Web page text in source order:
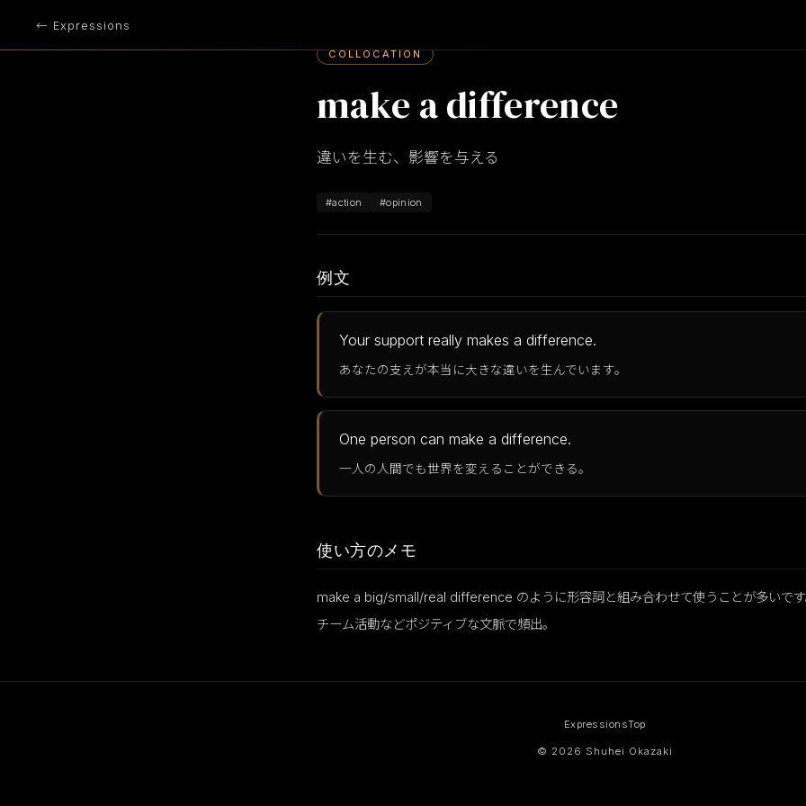
← Expressions
COLLOCATION
make a difference
違いを生む、影響を与える
#action #opinion
例文
Your support really makes a difference.
あなたの支えが本当に大きな違いを生んでいます。
One person can make a difference.
一人の人間でも世界を変えることができる。
使い方のメモ
make a big/small/real difference のように形容詞と組み合わせて使うことが多いです
チーム活動などポジティブな文脈で頻出。
ExpressionsTop
© 2026 Shuhei Okazaki